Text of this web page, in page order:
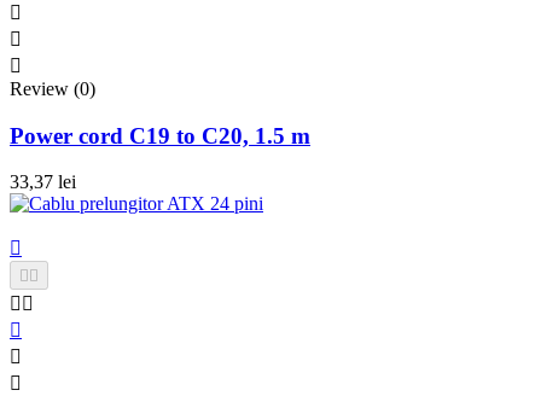



Review (0)
Power cord C19 to C20, 1.5 m
33,37 lei

 
 


